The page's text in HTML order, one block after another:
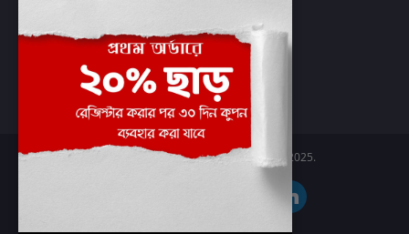
প্রবেশ করুন
অর্ডার ইতিহাস
আমার ইচ্ছাগুলি
অর্ডার ট্র্যাকিং
Boier Haat™ | © All rights reserved 2025.